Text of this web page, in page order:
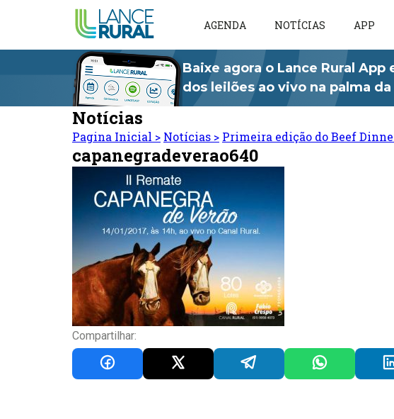
AGENDA NOTÍCIAS APP
Baixe agora o Lance Rural App
dos leilões ao vivo na palma da
Notícias
Pagina Inicial > Notícias > Primeira edição do Beef
capanegradeverao640
Compartilhar: